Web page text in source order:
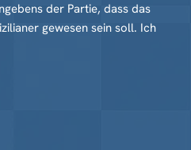
der Partie, dass das
gewesen sein soll. Ich